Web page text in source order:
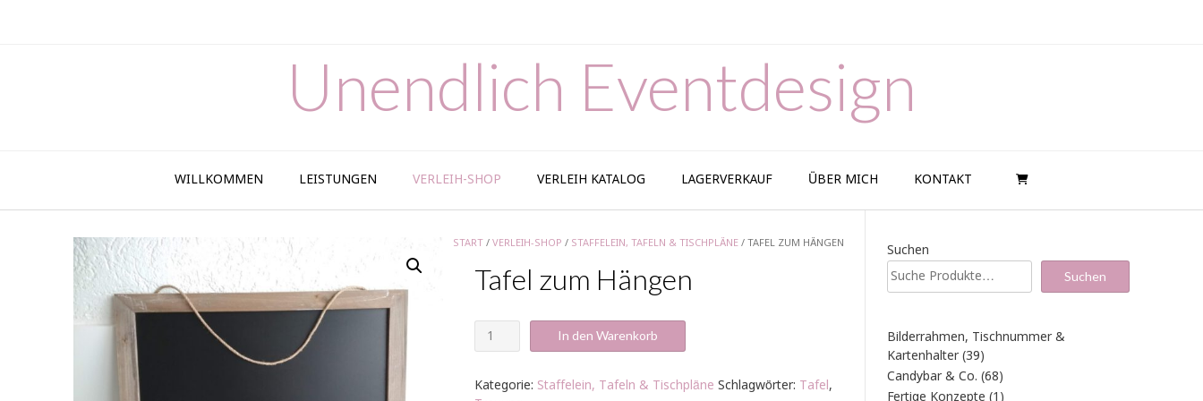
Unendlich Eventdesign
WILLKOMMEN LEISTUNGEN VERLEIH-SHOP VERLEIH KATALOG LAGERVERKAUF ÜBER MICH KONTAKT
START /VERLEIH-SHOP / STAFFELEIN, TAFELN & TISCHPLÄNE / TAFEL ZUM HÄNGEN
Tafel zum Hängen
Tafel
zum
Menge
In den Warenkorb
Kategorie: Staffelein, Tafeln & Tischpläne Schlagwörter: Tafel,
Suchen
Suchen
Bilderrahmen, Tischnummer &
Kartenhalter 3939
Produkte
Candybar & Co. 6868
Produkte
Fertige Konzepte 1 1